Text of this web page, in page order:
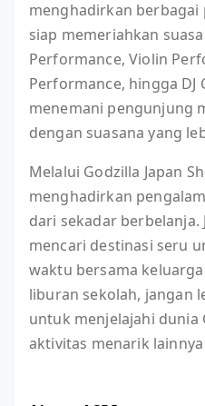
menghadirkan berbagai
siap memeriahkan
Performance, Violin
Performance, hingga DJ
menemani pengunjung
dengan suasana yang
Melalui Godzilla Japan
menghadirkan
dari sekadar berbelanja.
mencari destinasi seru
waktu bersama
liburan sekolah, jangan
untuk menjelajahi dunia
aktivitas menarik